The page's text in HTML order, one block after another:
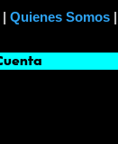
|Quienes Somos